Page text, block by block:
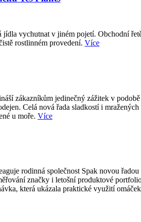
vychutnat v jiném pojetí. Obchodní
rostlinném provedení. Více
zákazníkům jedinečný zážitek v
Celá nová řada sladkostí i
u moře. Více
rodinná společnost Spak novou
značky i letošní produktové
která ukázala praktické využití